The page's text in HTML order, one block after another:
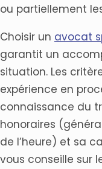
ou partiellement
Choisir un avocat
garantit un
situation. Les
expérience en
connaissance du
honoraires
de l’heure) et sa
vous conseille sur